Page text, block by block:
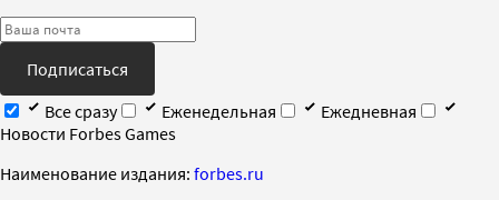
Подписаться
Все сразу
Еженедельная
Ежедневная
Новости Forbes Games
Наименование издания: forbes.ru